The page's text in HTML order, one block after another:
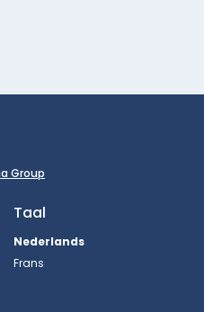
Group
Taal
Nederlands
Frans